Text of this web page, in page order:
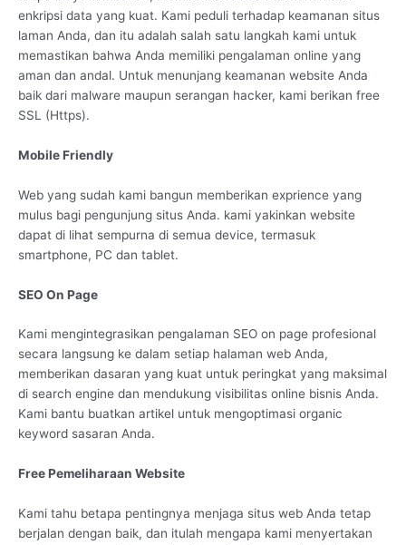
enkripsi data yang kuat. Kami peduli terhadap keamanan situs
laman Anda, dan itu adalah salah satu langkah kami untuk
memastikan bahwa Anda memiliki pengalaman online yang
aman dan andal. Untuk menunjang keamanan website Anda
baik dari malware maupun serangan hacker, kami berikan free
SSL (Https).
Mobile Friendly
Web yang sudah kami bangun memberikan exprience yang
mulus bagi pengunjung situs Anda. kami yakinkan website
dapat di lihat sempurna di semua device, termasuk
smartphone, PC dan tablet.
SEO On Page
Kami mengintegrasikan pengalaman SEO on page profesional
secara langsung ke dalam setiap halaman web Anda,
memberikan dasaran yang kuat untuk peringkat yang maksimal
di search engine dan mendukung visibilitas online bisnis Anda.
Kami bantu buatkan artikel untuk mengoptimasi organic
keyword sasaran Anda.
Free Pemeliharaan Website
Kami tahu betapa pentingnya menjaga situs web Anda tetap
berjalan dengan baik, dan itulah mengapa kami menyertakan